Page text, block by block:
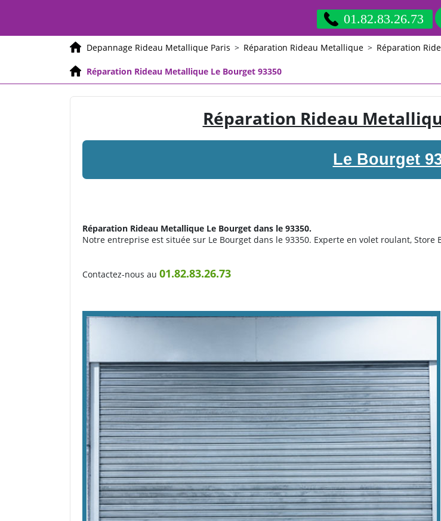
01.82.83.26.73
Depannage Rideau Metallique Paris > Réparation Rideau Metallique > Réparation
Réparation Rideau Metallique Le Bourget 93350
Réparation Rideau
Le Bourget
Réparation Rideau Metallique Le Bourget dans le 93350.
Notre entreprise est située sur Le Bourget dans le 93350. Experte en volet roulant,
Contactez-nous au 01.82.83.26.73